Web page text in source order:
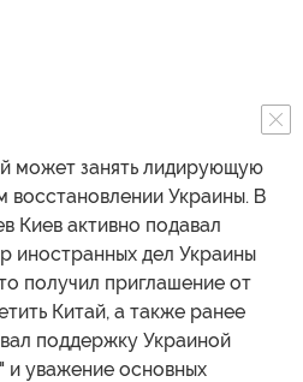
может занять лидирующую
восстановлении Украины. В
Киев активно подавал
иностранных дел Украины
получил приглашение от
Китай, а также ранее
поддержку Украиной
и уважение основных